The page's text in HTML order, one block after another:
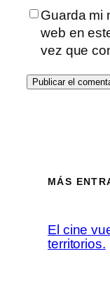
Guarda mi
web en
vez que
MÁS
El cine
territorios.